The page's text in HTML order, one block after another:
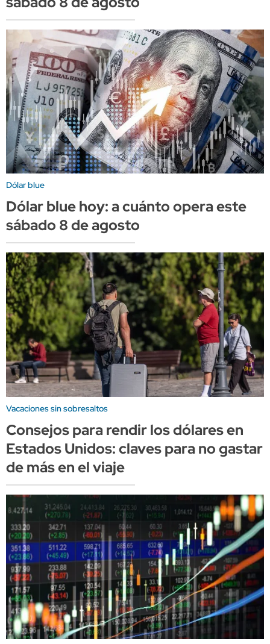
Dólar blue
Dólar blue hoy: a cuánto opera este
sábado 8 de agosto
Vacaciones sin sobresaltos
Consejos para rendir los dólares en
Estados Unidos: claves para no gastar
de más en el viaje